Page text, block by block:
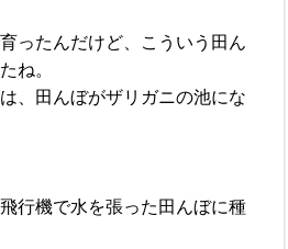
ったんだけど、こういう田ん
ね。
、田んぼがザリガニの池にな
行機で水を張った田んぼに種